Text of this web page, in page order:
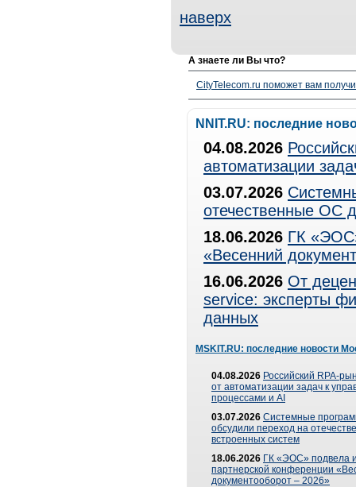
наверх
А знаете ли Вы что?
CityTelecom.ru поможет вам
NNIT.RU: последние
04.08.2026
автоматизации
03.07.2026
отечественные ОС
18.06.2026 ГК
«Весенний
16.06.2026 От
service: эксперты
данных
MSKIT.RU: последние новости
04.08.2026 Российский RPA-
от автоматизации задач к
процессами и AI
03.07.2026 Системные
обсудили переход на
встроенных систем
18.06.2026 ГК «ЭОС» подвела
партнерской конференции
документооборот – 2026»